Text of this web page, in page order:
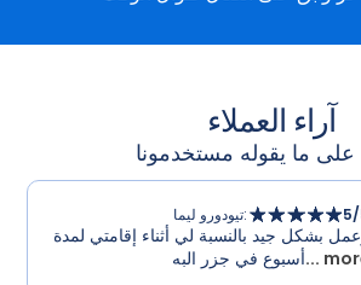
آراء العملاء
تيودورو ليما: 5
بشكل جيد بالنسبة لي أثناء إقامتي لمدة
أسبوع في جزر البه...